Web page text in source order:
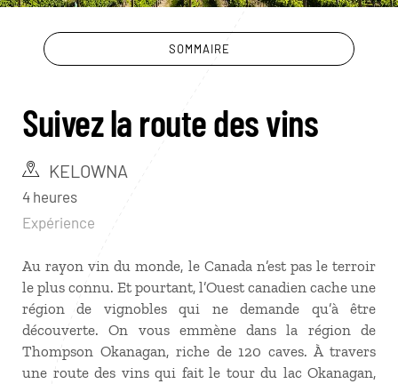
SOMMAIRE
Suivez la route des vins
KELOWNA
4 heures
Expérience
Au rayon vin du monde, le Canada n’est pas le terroir
le plus connu. Et pourtant, l’Ouest canadien cache une
région de vignobles qui ne demande qu’à être
découverte. On vous emmène dans la région de
Thompson Okanagan, riche de 120 caves. À travers
une route des vins qui fait le tour du lac Okanagan,